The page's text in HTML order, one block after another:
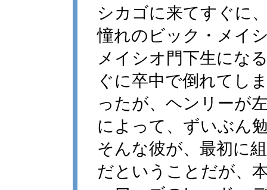
シカゴに来てすぐに
憧れのビック・メイ
メイシオ門下生にな
ぐに卒中で倒れてし
ったが、ヘンリーが
によって、ずいぶん
そんな彼が、最初に
だということだが、